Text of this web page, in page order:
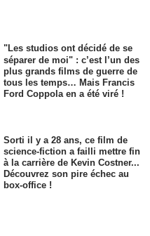
"Les studios ont décidé de se
séparer de moi" : c’est l’un des
plus grands films de guerre de
tous les temps… Mais Francis
Ford Coppola en a été viré !
Sorti il y a 28 ans, ce film de
science-fiction a failli mettre fin
à la carrière de Kevin Costner...
Découvrez son pire échec au
box-office !